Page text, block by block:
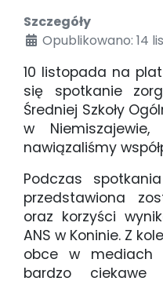
Szczegóły
Opublikowano: 14
10 listopada na
się spotkanie
Średniej Szkoły
w
nawiązaliśmy
Podczas
przedstawiona
oraz korzyści
ANS w Koninie. Z
obce w mediach
bardzo ciekawe